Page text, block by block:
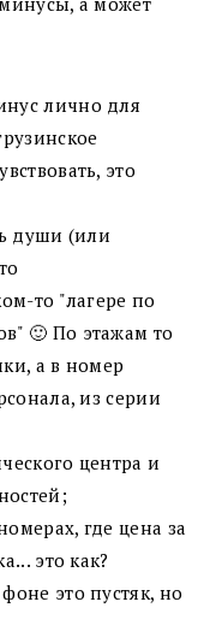
лично для
это
души (или
то "лагере по
🙂 По этажам то
а в номер
из серии
центра и
где цена за
это как?
это пустяк, но